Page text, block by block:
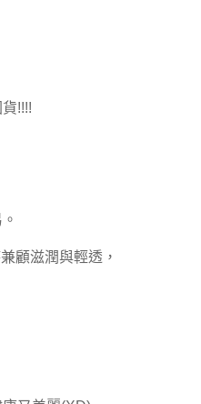
!!!!
顧滋潤與輕透，